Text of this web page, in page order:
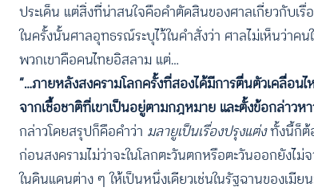
ประเด็น แต่สิ่งที่น่าสนใจคือคำตัดสินของศาลเกี่ยวกับเ
ในครั้งนั้นศาลอุทธรณ์ระบุไว้ในคำสั่งว่า ศาลไม่เห็นว่า
พวกเขาคือคนไทยอิสลาม แต่…
“…ภายหลังสงครามโลกครั้งที่สองได้มีการตื่นตัวเคลื่อน
จากเชื้อชาติที่เขาเป็นอยู่ตามกฎหมาย และตั้งข้อกล่าว
กล่าวโดยสรุปก็คือคำว่า มลายูเป็นเรื่องปรุงแต่งทั้งนี้ก็ต้
ก่อนสงครามไม่ว่าจะในโลกตะวันตกหรือตะวันออกยังไม่
ในดินแดนต่าง ๆ ให้เป็นหนึ่งเดียวเช่นในรัฐฉานของเมี